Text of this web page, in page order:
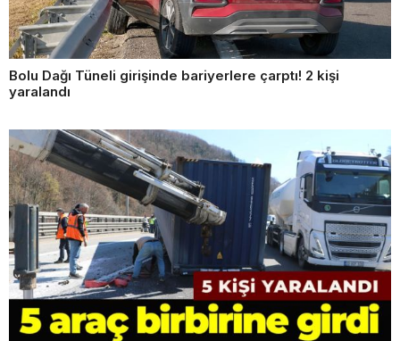
Bolu Dağı Tüneli girişinde bariyerlere çarptı! 2 kişi
yaralandı